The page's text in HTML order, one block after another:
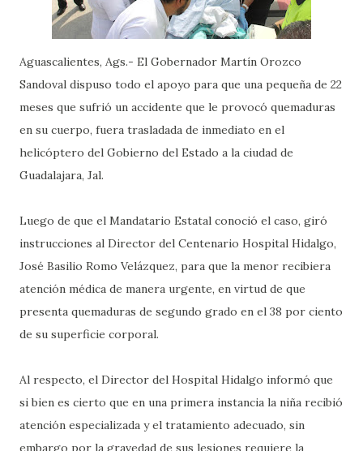
Aguascalientes, Ags.- El Gobernador Martín Orozco
Sandoval dispuso todo el apoyo para que una pequeña de 22
meses que sufrió un accidente que le provocó quemaduras
en su cuerpo, fuera trasladada de inmediato en el
helicóptero del Gobierno del Estado a la ciudad de
Guadalajara, Jal.
Luego de que el Mandatario Estatal conoció el caso, giró
instrucciones al Director del Centenario Hospital Hidalgo,
José Basilio Romo Velázquez, para que la menor recibiera
atención médica de manera urgente, en virtud de que
presenta quemaduras de segundo grado en el 38 por ciento
de su superficie corporal.
Al respecto, el Director del Hospital Hidalgo informó que
si bien es cierto que en una primera instancia la niña recibió
atención especializada y el tratamiento adecuado, sin
embargo por la gravedad de sus lesiones requiere la